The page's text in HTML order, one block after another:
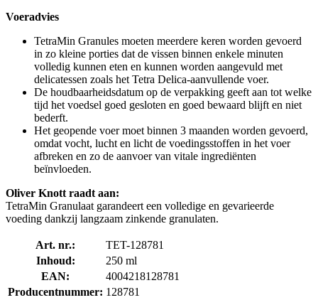
Voeradvies
TetraMin Granules moeten meerdere keren worden gevoerd
in zo kleine porties dat de vissen binnen enkele minuten
volledig kunnen eten en kunnen worden aangevuld met
delicatessen zoals het Tetra Delica-aanvullende voer.
De houdbaarheidsdatum op de verpakking geeft aan tot welke
tijd het voedsel goed gesloten en goed bewaard blijft en niet
bederft.
Het geopende voer moet binnen 3 maanden worden gevoerd,
omdat vocht, lucht en licht de voedingsstoffen in het voer
afbreken en zo de aanvoer van vitale ingrediënten
beïnvloeden.
Oliver Knott raadt aan:
TetraMin Granulaat garandeert een volledige en gevarieerde
voeding dankzij langzaam zinkende granulaten.
Art. nr.:
TET-128781
Inhoud:
250 ml
EAN:
4004218128781
Producentnummer: 128781